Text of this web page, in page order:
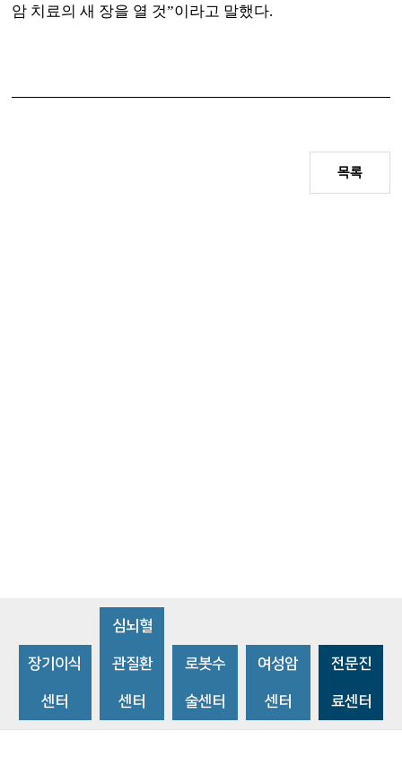
암 치료의 새 장을 열 것”이라고 말했다.
목록
장기이식
센터
심뇌혈
관질환
센터
로봇수
술센터
여성암
센터
전문진
료센터